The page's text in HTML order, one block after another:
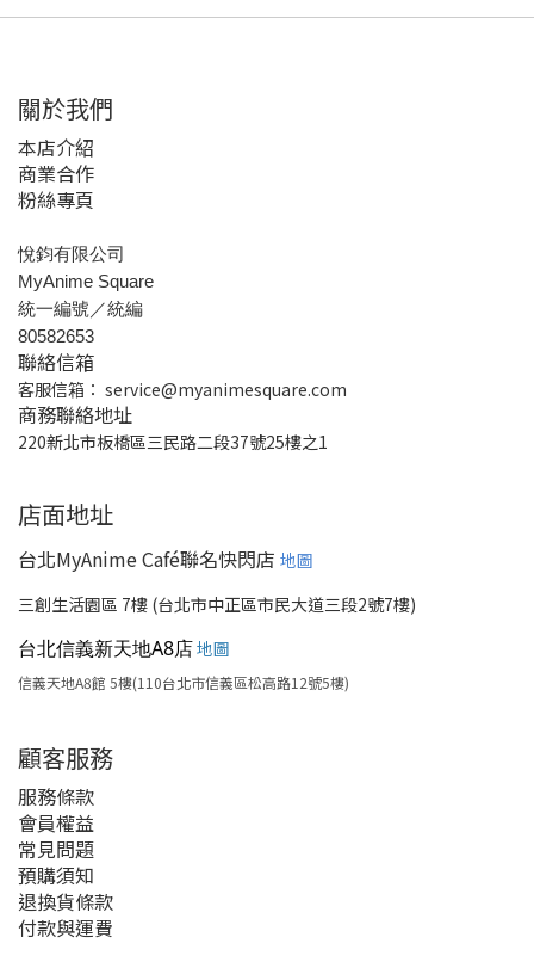
關於我們
本店介紹
商業合作
粉絲專頁
悅鈞有限公司
MyAnime Square
統一編號／統編
80582653
聯絡信箱
客服信箱： service@myanimesquare.com
商務聯絡地址
220新北市板橋區三民路二段37號25樓之1
店面地址
台北MyAnime Café聯名快閃店 地圖
三創生活園區 7樓 (台北市中正區市民大道三段2號7樓)
台北信義新天地A8店地圖
信義天地A8館 5樓(110台北市信義區松高路12號5樓)
顧客服務
服務條款
會員權益
常見問題
預購須知
退換貨條款
付款與運費